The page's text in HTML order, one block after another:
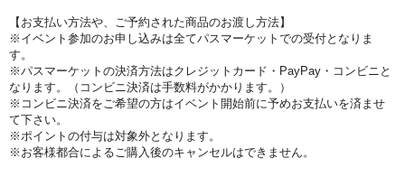
【お支払い方法や、ご予約された商品のお渡し方法】
※イベント参加のお申し込みは全てパスマーケットでの受付となりま
す。
※パスマーケットの決済方法はクレジットカード・PayPay ・コンビニと
なります。（コンビニ決済は手数料がかかります。）
※コンビニ決済をご希望の方はイベント開始前に予めお支払いを済ませ
て下さい。
※ポイントの付与は対象外となります。
※お客様都合によるご購入後のキャンセルはできません。